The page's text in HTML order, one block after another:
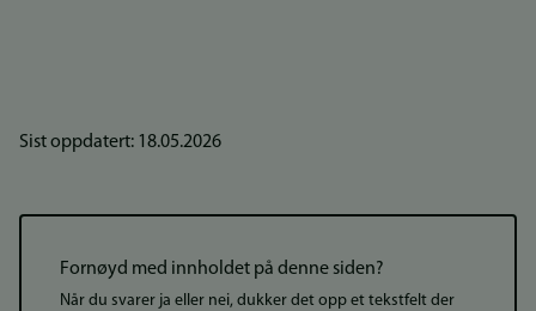
Sist oppdatert: 18.05.2026
Fornøyd med innholdet på denne siden?
Når du svarer ja eller nei, dukker det opp et tekstfelt der